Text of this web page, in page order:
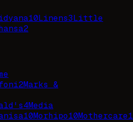
10Linens3Little
2
2Marks &
4Media
10Morhipo10Mothercare1